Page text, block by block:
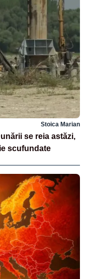
Stoica Marian
se reia astăzi,
scufundate